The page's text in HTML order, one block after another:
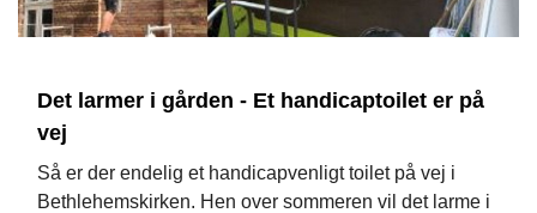
Det larmer i gården - Et handicaptoilet er på
vej
Så er der endelig et handicapvenligt toilet på vej i
Bethlehemskirken. Hen over sommeren vil det larme i